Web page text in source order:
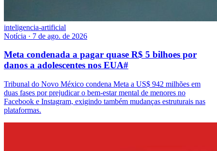
inteligencia-artificial
Notícia · 7 de ago. de 2026
Meta condenada a pagar quase R$ 5 bilhoes por
danos a adolescentes nos EUA#
Tribunal do Novo México condena Meta a US$ 942 milhões em
duas fases por prejudicar o bem-estar mental de menores no
Facebook e Instagram, exigindo também mudanças estruturais nas
plataformas.